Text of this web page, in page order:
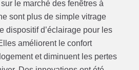
le marché des fenêtres à
sont plus de simple vitrage
dispositif d’éclairage pour les
améliorent le confort
et diminuent les pertes